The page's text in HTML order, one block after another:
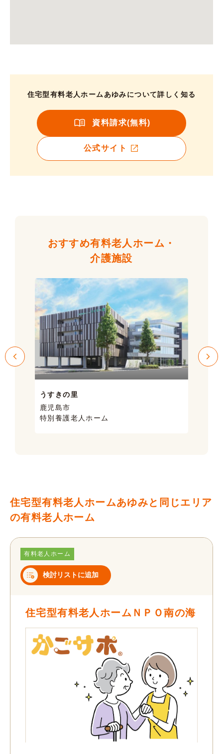
住宅型有料老人ホームあゆみについて詳しく知る
資料請求(無料)
公式サイト
おすすめ有料老人ホーム・
介護施設
うすきの里
鹿児島市
特別養護老人ホーム
住宅型有料老人ホームあゆみと同じエリア
の有料老人ホーム
有料老人ホーム
検討リストに追加
住宅型有料老人ホームＮＰＯ南の海